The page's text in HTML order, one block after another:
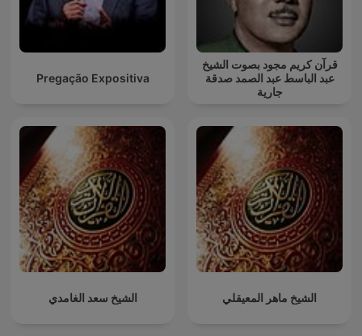
Pregação Expositiva
قرآن كريم مجود بصوت الشيخ
عبد الباسط عبد الصمد صدقة
جارية
الشيخ سعد الغامدي الشيخ ماهر المعيقلي